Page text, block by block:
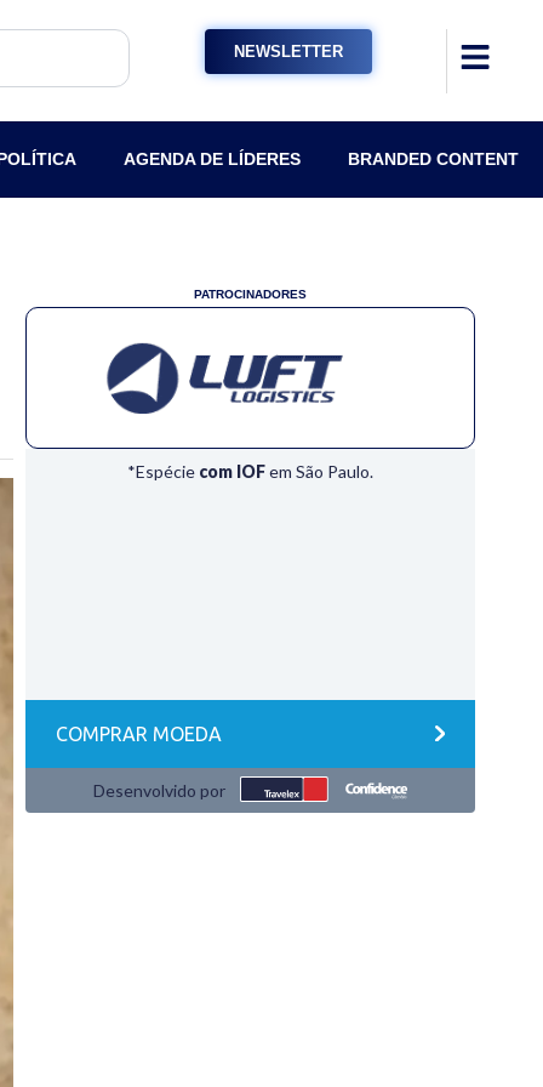
NEWSLETTER
AGENDA DE LÍDERES BRANDED CONTENT
PATROCINADORES